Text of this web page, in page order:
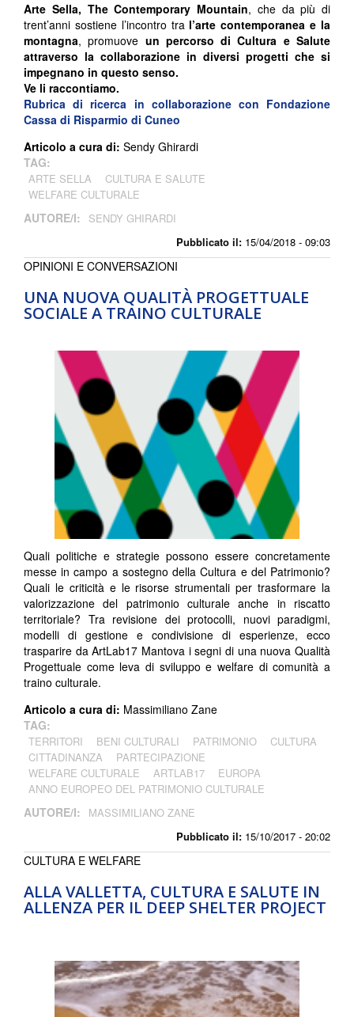
Pubblicato il: 15/04/2018 - 09:03
Arte Sella, The Contemporary Mountain, che da più di
trent’anni sostiene l’incontro tra l’arte contemporanea e la
montagna, promuove un percorso di Cultura e Salute
attraverso la collaborazione in diversi progetti che si
impegnano in questo senso.
Ve li raccontiamo.
Rubrica di ricerca in collaborazione con Fondazione
Cassa di Risparmio di Cuneo
Articolo a cura di: Sendy Ghirardi
TAG:
ARTE SELLA
CULTURA E SALUTE
WELFARE CULTURALE
AUTORE/I: SENDY GHIRARDI
UNA NUOVA QUALITÀ PROGETTUALE
SOCIALE A TRAINO CULTURALE
Pubblicato il: 15/10/2017 - 20:02
OPINIONI E CONVERSAZIONI
Quali politiche e strategie possono essere concretamente
messe in campo a sostegno della Cultura e del Patrimonio?
Quali le criticità e le risorse strumentali per trasformare la
valorizzazione del patrimonio culturale anche in riscatto
territoriale? Tra revisione dei protocolli, nuovi paradigmi,
modelli di gestione e condivisione di esperienze, ecco
trasparire da ArtLab17 Mantova i segni di una nuova Qualità
Progettuale come leva di sviluppo e welfare di comunità a
traino culturale.
Articolo a cura di: Massimiliano Zane
TAG:
TERRITORI BENI CULTURALI PATRIMONIO
CULTURA
CITTADINANZA
PARTECIPAZIONE
WELFARE CULTURALE
ARTLAB17
EUROPA
ANNO EUROPEO DEL PATRIMONIO CULTURALE
AUTORE/I: MASSIMILIANO ZANE
ALLA VALLETTA, CULTURA E SALUTE IN
ALLENZA PER IL DEEP SHELTER PROJECT
CULTURA E WELFARE